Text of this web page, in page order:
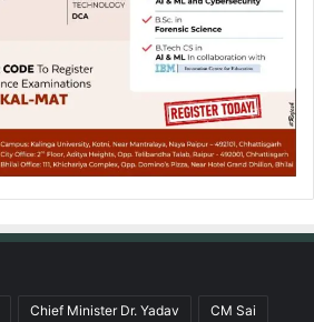
Chief Minister Dr. Yadav CM Sai